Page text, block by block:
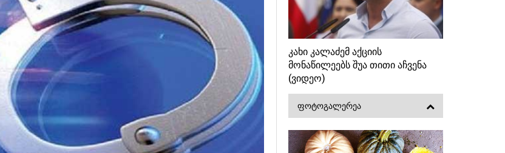
კახი კალაძემ აქციის
მონაწილეებს შუა თითი აჩვენა
(ვიდეო)
ᲤᲝᲢᲝᲒᲐᲚᲔᲠᲔᲐ